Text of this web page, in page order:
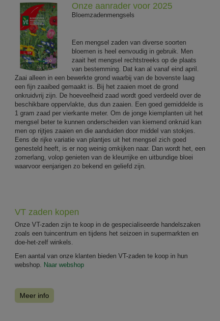
Onze aanrader voor 2025
Bloemzadenmengsels
Een mengsel zaden van diverse soorten
bloemen is heel eenvoudig in gebruik. Men
zaait het mengsel rechtstreeks op de plaats
van bestemming. Dat kan al vanaf eind april.
Zaai alleen in een bewerkte grond waarbij van de bovenste laag
een fijn zaaibed gemaakt is. Bij het zaaien moet de grond
onkruidvrij zijn. De hoeveelheid zaad wordt goed verdeeld over de
beschikbare oppervlakte, dus dun zaaien. Een goed gemiddelde is
1 gram zaad per vierkante meter. Om de jonge kiemplanten uit het
mengsel beter te kunnen onderscheiden van kiemend onkruid kan
men op rijtjes zaaien en die aanduiden door middel van stokjes.
Eens de rijke variatie van plantjes uit het mengsel zich goed
genesteld heeft, is er nog weinig omkijken naar. Dan wordt het, een
zomerlang, volop genieten van de kleurrijke en uitbundige bloei
waarvoor eenjarigen zo bekend en geliefd zijn.
VT zaden kopen
Onze VT-zaden zijn te koop in de gespecialiseerde handelszaken
zoals een tuincentrum en tijdens het seizoen in supermarkten en
doe-het-zelf winkels.
Een aantal van onze klanten bieden VT-zaden te koop in hun
webshop. Naar webshop
Meer info